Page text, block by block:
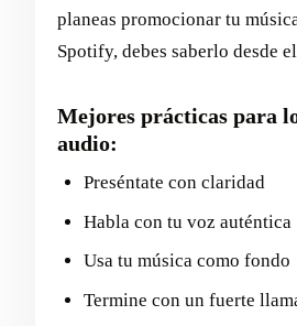
planeas promocionar tu
Spotify, debes saberlo desde
Mejores prácticas para
audio:
Preséntate con claridad
Habla con tu voz auténtica
Usa tu música como fondo
Termine con un fuerte